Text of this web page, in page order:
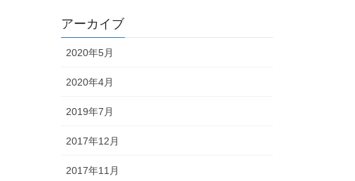
アーカイブ
2020年5月
2020年4月
2019年7月
2017年12月
2017年11月